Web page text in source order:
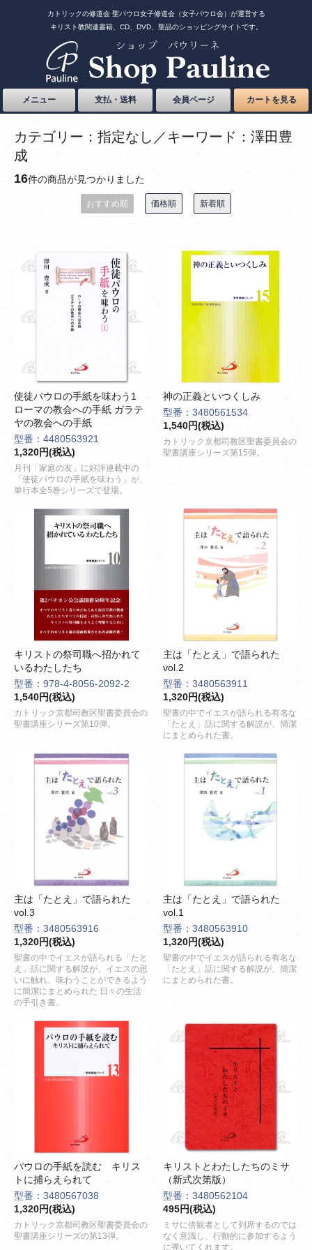
カトリックの修道会 聖パウロ女子修道会（女子パウロ会）が運営する
キリスト教関連書籍、CD、DVD、聖品のショッピングサイトです。
メニュー 支払・送料 会員ページ カートを見る
カテゴリー：指定なし／キーワード：澤田豊
成
16件の商品が見つかりました
おすすめ順 価格順 新着順
使徒パウロの手紙を味わう1
ローマの教会への手紙 ガラテ
ヤの教会への手紙
型番：4480563921
1,320円(税込)
月刊「家庭の友」に好評連載中の
「使徒パウロの手紙を味わう」が、
単行本全5巻シリーズで登場。
神の正義といつくしみ
型番：3480561534
1,540円(税込)
カトリック京都司教区聖書委員会の
聖書講座シリーズ第15弾。
キリストの祭司職へ招かれて
いるわたしたち
型番：978-4-8056-2092-2
1,540円(税込)
カトリック京都司教区聖書委員会の
聖書講座シリーズ第10弾。
主は「たとえ」で語られた
vol.2
型番：3480563911
1,320円(税込)
聖書の中でイエスが語られる有名な
「たとえ」話に関する解説が、簡潔
にまとめられた書。
主は「たとえ」で語られた
vol.3
型番：3480563916
1,320円(税込)
聖書の中でイエスが語られる「たと
え」話に関する解説が、イエスの思
いに触れ、味わうことができるよう
に簡潔にまとめられた 日々の生活
の手引き書。
主は「たとえ」で語られた
vol.1
型番：3480563910
1,320円(税込)
聖書の中でイエスが語られる有名な
「たとえ」話に関する解説が、簡潔
にまとめられた書。
パウロの手紙を読む キリス
トに捕らえられて
型番：3480567038
1,320円(税込)
カトリック京都司教区聖書委員会の
聖書講座シリーズの第13弾。
キリストとわたしたちのミサ
（新式次第版）
型番：3480562104
495円(税込)
ミサに傍観者として列席するのでは
なく意識し、行動的に参加するよう
に導いてくれます。